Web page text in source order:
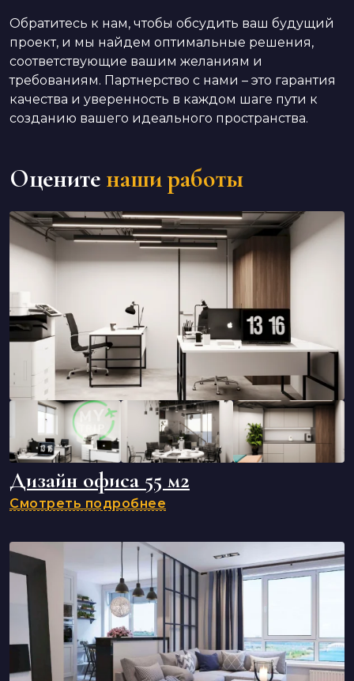
Обратитесь к нам, чтобы обсудить ваш будущий
проект, и мы найдем оптимальные решения,
соответствующие вашим желаниям и
требованиям. Партнерство с нами – это гарантия
качества и уверенность в каждом шаге пути к
созданию вашего идеального пространства.
Оцените наши работы
Дизайн офиса 55 м2
Смотреть подробнее